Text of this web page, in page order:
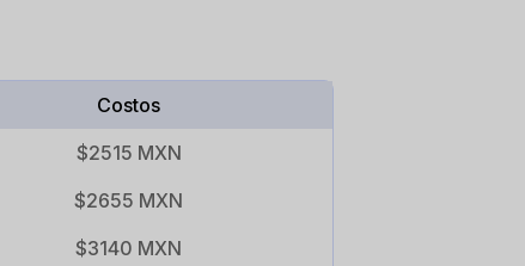
Costos
$2515 MXN
$2655 MXN
$3140 MXN